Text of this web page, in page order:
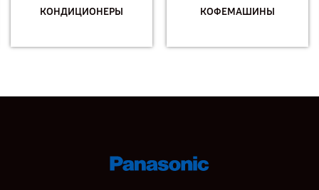
КОНДИЦИОНЕРЫ КОФЕМАШИНЫ